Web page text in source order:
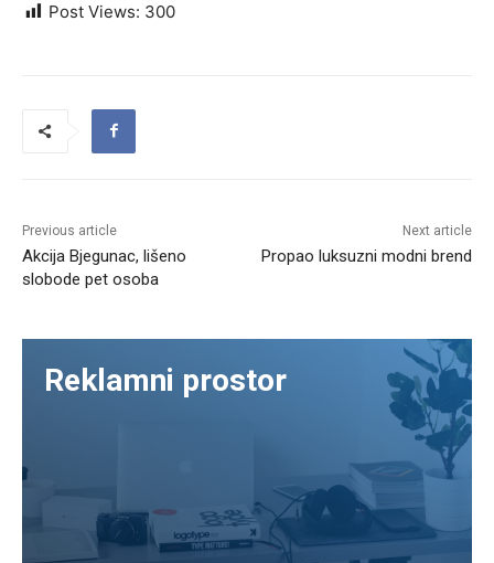
Post Views: 300
Previous article
Akcija Bjegunac, lišeno
slobode pet osoba
Next article
Propao luksuzni modni brend
Reklamni prostor